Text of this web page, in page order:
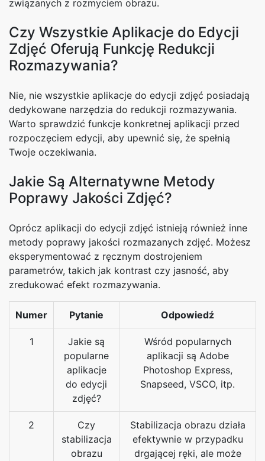
związanych z rozmyciem obrazu.
Czy Wszystkie Aplikacje do Edycji
Zdjęć Oferują Funkcję Redukcji
Rozmazywania?
Nie, nie wszystkie aplikacje do edycji zdjęć posiadają
dedykowane narzędzia do redukcji rozmazywania.
Warto sprawdzić funkcje konkretnej aplikacji przed
rozpoczęciem edycji, aby upewnić się, że spełnią
Twoje oczekiwania.
Jakie Są Alternatywne Metody
Poprawy Jakości Zdjęć?
Oprócz aplikacji do edycji zdjęć istnieją również inne
metody poprawy jakości rozmazanych zdjęć. Możesz
eksperymentować z ręcznym dostrojeniem
parametrów, takich jak kontrast czy jasność, aby
zredukować efekt rozmazywania.
Numer Pytanie Odpowiedź
1
Jakie są
popularne
aplikacje
do edycji
zdjęć?
Wśród popularnych
aplikacji są Adobe
Photoshop Express,
Snapseed, VSCO, itp.
2
Czy
stabilizacja
obrazu
Stabilizacja obrazu działa
efektywnie w przypadku
drgającej ręki, ale może